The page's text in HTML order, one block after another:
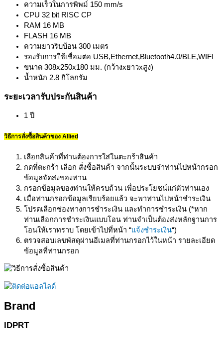
ความเร็วในการพิพม์ 150 mm/s
CPU 32 bit RISC CP
RAM 16 MB
FLASH 16 MB
ความยาวริบบ้อน 300 เมตร
รองรับการใช้เชื่อมต่อ USB,Ethernet,Bluetooth4.0/BLE,WIFI
ขนาด 308x250x180 มม. (กว้างxยาวxสูง)
น้ำหนัก 2.8 กิโลกรัม
ระยะเวลารับประกันสินค้า
1 ปี
วิธีการสั่งซื้อสินค้าของ Allied
เลือกสินค้าที่ท่านต้องการใส่ในตะกร้าสินค้า
กดที่ตะกร้า เลือก สั่งซื้อสินค้า จากนั้นระบบจำท่านไปหน้ากรอก
ข้อมูลจัดส่งของท่าน
กรอกข้อมูลของท่านให้ครบถ้วน เพื่อประโยชน์แก่ตัวท่านเอง
เมื่อท่านกรอกข้อมูลเรียบร้อยแล้ว จะพาท่านไปหน้าชำระเงิน
โปรดเลือกช่องทางการชำระเงิน และทำการชำระเงิน (*หาก
ท่านเลือกการชำระเงินแบบโอน ท่านจำเป็นต้องส่งหลักฐานการ
โอนให้เราทราบ โดยเข้าไปที่หน้า “แจ้งชำระเงิน“)
ตรวจสอบเลขพัสดุผ่านอีเมลที่ท่านกรอกไว้ในหน้า รายละเอียด
ข้อมูลที่ท่านกรอก
Brand
IDPRT